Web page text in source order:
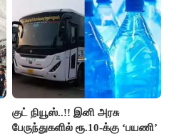
குட் நியூஸ்..!! இனி அரசு
பேருந்துகளில் ரூ.10-க்கு ‘பயணி’